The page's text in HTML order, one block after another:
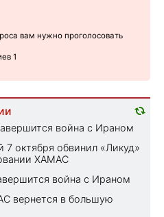
вам нужно проголосовать
1
война с Ираном
7 октября обвинил «Ликуд»
ХАМАС
война с Ираном
вернется в большую